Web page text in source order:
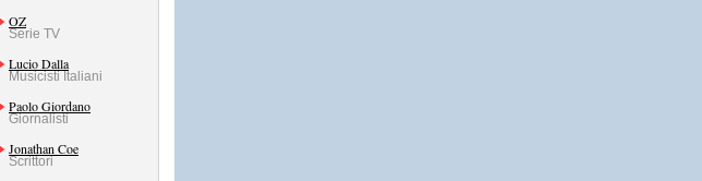
OZ
Serie TV
Lucio Dalla
Musicisti Italiani
Paolo Giordano
Giornalisti
Jonathan Coe
Scrittori